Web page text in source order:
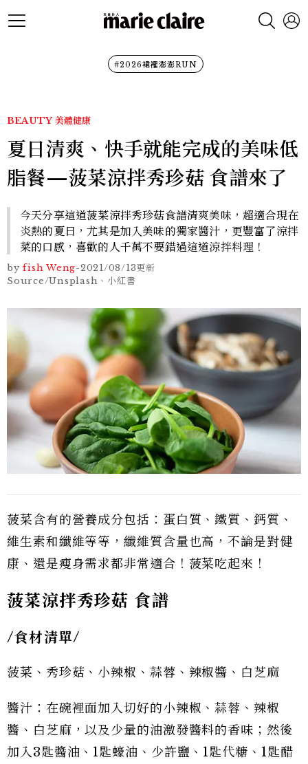
#2026裙襬澎澎RUN
BEAUTY 美體健康
夏日清爽、快手就能完成的美味低
脂餐—菠菜涼拌秀珍菇 食譜來了
今天分享這道菠菜涼拌秀珍菇食譜清爽美味，超適合現在
炎熱的夏日，尤其是加入美味的獨家醬汁，更豐富了涼拌
菜的口感，喜歡的人千萬不要錯過這道涼拌料理！
by fish Weng-2021/08/13更新
Source/Unsplash、小紅書
菠菜含有的營養成分包括：蛋白質、鐵質、鈣質、
維生素和纖維等等，纖維質含量也高，不論是對健
康、還是瘦身需求都非常適合！菠菜吃起來！
菠菜涼拌秀珍菇 食譜
/食材清單/
菠菜、秀珍菇、小辣椒、蒜蓉、辣椒醬、白芝麻
醬汁：在碗裡面加入切好的小辣椒、蒜蓉、辣椒
醬、白芝麻，以及少量的油激發醬料的香味；然後
加入3匙醬油、1匙蠔油、少許鹽、1匙代糖、1匙醋